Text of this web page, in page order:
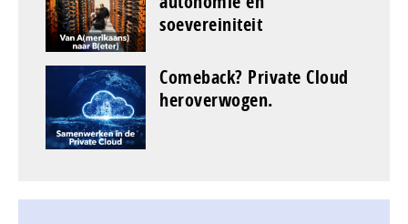
soevereiniteit
Comeback? Private Cloud
heroverwogen.